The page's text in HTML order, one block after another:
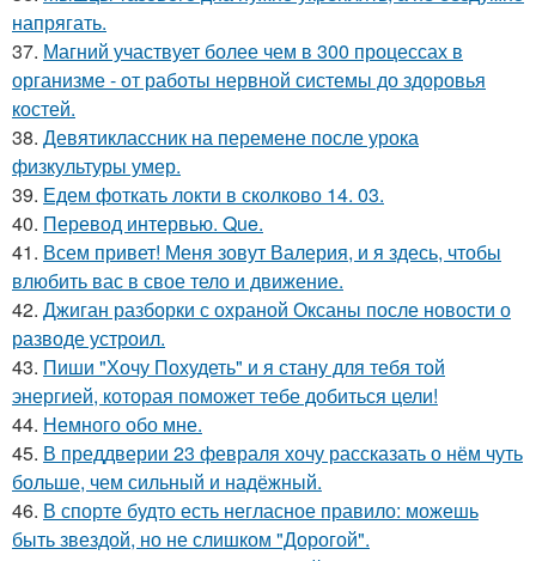
напрягать.
37. Магний участвует более чем в 300 процессах в
организме - от работы нервной системы до здоровья
костей.
38. Девятиклассник на перемене после урока
физкультуры умер.
39. Едем фоткать локти в сколково 14. 03.
40. Перевод интервью. Que.
41. Всем привет! Меня зовут Валерия, и я здесь, чтобы
влюбить вас в свое тело и движение.
42. Джиган разборки с охраной Оксаны после новости о
разводе устроил.
43. Пиши "Хочу Похудеть" и я стану для тебя той
энергией, которая поможет тебе добиться цели!
44. Немного обо мне.
45. В преддверии 23 февраля хочу рассказать о нём чуть
больше, чем сильный и надёжный.
46. В спорте будто есть негласное правило: можешь
быть звездой, но не слишком "Дорогой".